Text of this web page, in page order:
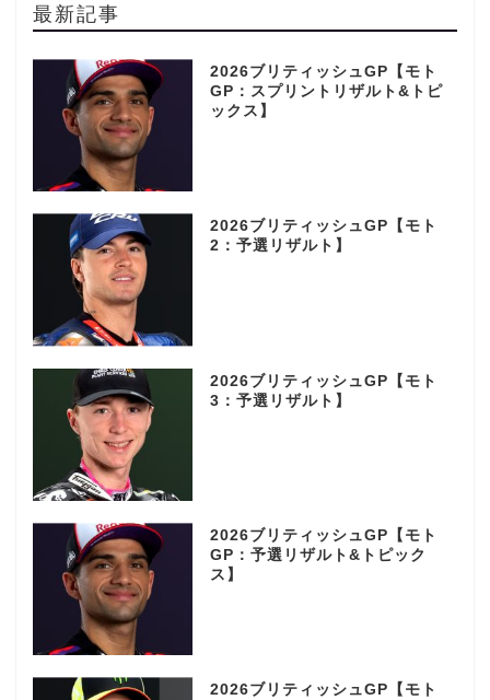
最新記事
2026ブリティッシュGP【モト
GP：スプリントリザルト&トピ
ックス】
2026ブリティッシュGP【モト
2：予選リザルト】
2026ブリティッシュGP【モト
3：予選リザルト】
2026ブリティッシュGP【モト
GP：予選リザルト&トピック
ス】
2026ブリティッシュGP【モト